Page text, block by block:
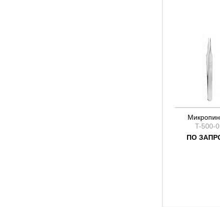
T-500-
ПО